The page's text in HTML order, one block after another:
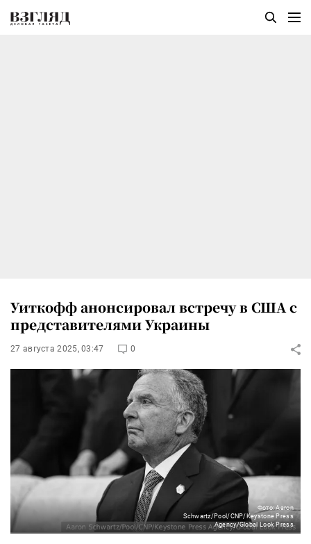
Уиткофф анонсировал встречу в США с
представителями Украины
27 августа 2025, 03:47 0
Фото: Aaron
Schwartz/Pool/CNP/Keystone Press
Agency/Global Look Press